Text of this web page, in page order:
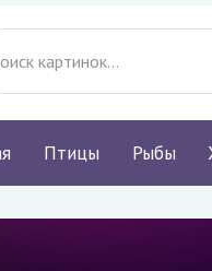
Птицы Рыбы